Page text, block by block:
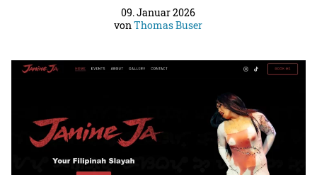
09. Januar 2026
vonThomas Buser